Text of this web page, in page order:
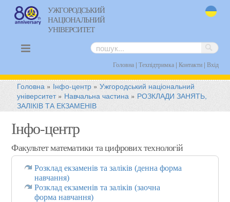
УЖГОРОДСЬКИЙ
НАЦІОНАЛЬНИЙ
УНІВЕРСИТЕТ
Головна| Техпідтримка| Контакти| Вхід
Головна » Інфо-центр »Ужгородський національний
університет» Навчальна частина » РОЗКЛАДИ ЗАНЯТЬ,
ЗАЛІКІВ ТА ЕКЗАМЕНІВ
Інфо-центр
Факультет математики та цифрових технологій
Розклад екзаменів та заліків (денна форма
навчання)
Розклад екзаменів та заліків (заочна
форма навчання)